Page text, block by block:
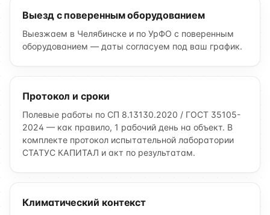
Выезд с поверенным оборудованием
Выезжаем в Челябинске и по УрФО с поверенным
оборудованием — даты согласуем под ваш график.
Протокол и сроки
Полевые работы по СП 8.13130.2020 / ГОСТ 35105-
2024 — как правило, 1 рабочий день на объект. В
комплекте протокол испытательной лаборатории
СТАТУС КАПИТАЛ и акт по результатам.
Климатический контекст